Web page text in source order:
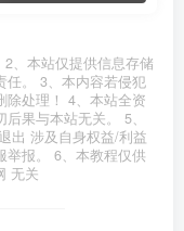
、本站仅提供信息存储
任。 3、本内容若侵犯
除处理！ 4、本站全资
果与本站无关。 5、
出 涉及自身权益/利益
举报。 6、本教程仅供
无关